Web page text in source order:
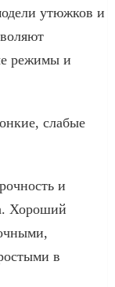
утюжков и
режимы и
слабые
и
Хороший
в